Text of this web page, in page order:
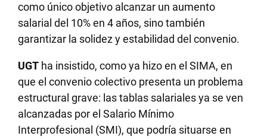
como único objetivo alcanzar un aumento
salarial del 10% en 4 años, sino también
garantizar la solidez y estabilidad del convenio.
UGT ha insistido, como ya hizo en el SIMA, en
que el convenio colectivo presenta un problema
estructural grave: las tablas salariales ya se ven
alcanzadas por el Salario Mínimo
Interprofesional (SMI), que podría situarse en